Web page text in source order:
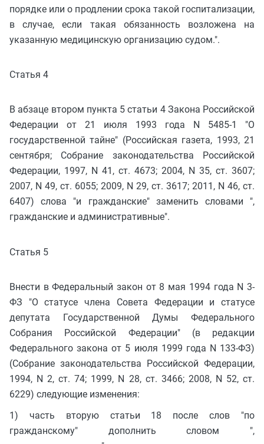
порядке или о продлении срока такой госпитализации,
в случае, если такая обязанность возложена на
указанную медицинскую организацию судом.".
Статья 4
В абзаце втором пункта 5 статьи 4 Закона Российской
Федерации от 21 июля 1993 года N 5485-1 "О
государственной тайне" (Российская газета, 1993, 21
сентября; Собрание законодательства Российской
Федерации, 1997, N 41, ст. 4673; 2004, N 35, ст. 3607;
2007, N 49, ст. 6055; 2009, N 29, ст. 3617; 2011, N 46, ст.
6407) слова "и гражданские" заменить словами ",
гражданские и административные".
Статья 5
Внести в Федеральный закон от 8 мая 1994 года N 3-
ФЗ "О статусе члена Совета Федерации и статусе
депутата Государственной Думы Федерального
Собрания Российской Федерации" (в редакции
Федерального закона от 5 июля 1999 года N 133-ФЗ)
(Собрание законодательства Российской Федерации,
1994, N 2, ст. 74; 1999, N 28, ст. 3466; 2008, N 52, ст.
6229) следующие изменения:
1) часть вторую статьи 18 после слов "по
гражданскому" дополнить словом ",